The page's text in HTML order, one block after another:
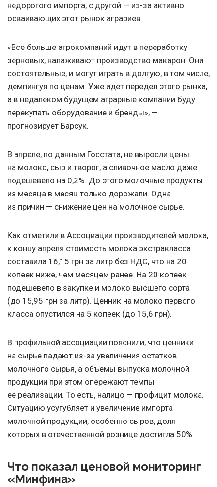
недорогого импорта, с другой — из-за активно
осваивающих этот рынок аграриев.
«Все больше агрокомпаний идут в переработку
зерновых, налаживают производство макарон. Они
состоятельные, и могут играть в долгую, в том числе,
демпингуя по ценам. Уже идет передел этого рынка,
а в недалеком будущем аграрные компании буду
перекупать оборудование и бренды», —
прогнозирует Барсук.
В апреле, по данным Госстата, не выросли цены
на молоко, сыр и творог, а сливочное масло даже
подешевело на 0,2%. До этого молочные продукты
из месяца в месяц только дорожали. Одна
из причин — снижение цен на молочное сырье.
Как отметили в Ассоциации производителей молока,
к концу апреля стоимость молока экстракласса
составила 16,15 грн за литр без НДС, что на 20
копеек ниже, чем месяцем ранее. На 20 копеек
подешевело в закупке и молоко высшего сорта
(до 15,95 грн за литр). Ценник на молоко первого
класса опустился на 5 копеек (до 15,6 грн).
В профильной ассоциации пояснили, что ценники
на сырье падают из-за увеличения остатков
молочного сырья, а объемы выпуска молочной
продукции при этом опережают темпы
ее реализации. То есть, налицо — профицит молока.
Ситуацию усугубляет и увеличение импорта
молочной продукции, особенно сыров, доля
которых в отечественной рознице достигла 50%.
Что показал ценовой мониторинг
«Минфина»